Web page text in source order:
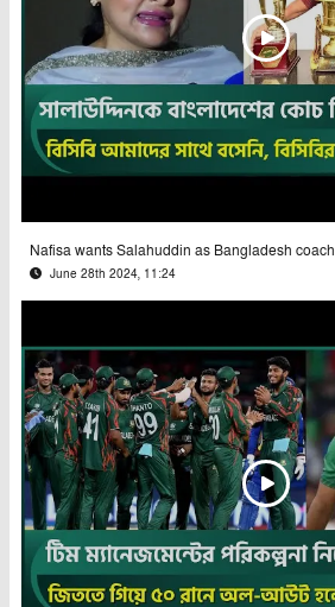
Nafisa wants Salahuddin as Bangladesh coach
June 28th 2024, 11:24